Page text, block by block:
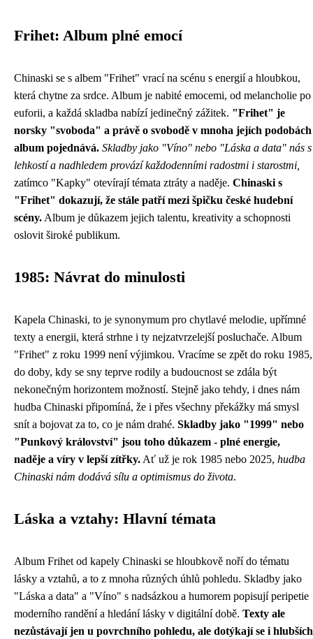
Frihet: Album plné emocí
Chinaski se s albem "Frihet" vrací na scénu s energií a hloubkou,
která chytne za srdce. Album je nabité emocemi, od melancholie po
euforii, a každá skladba nabízí jedinečný zážitek. "Frihet" je
norsky "svoboda" a právě o svobodě v mnoha jejích podobách
album pojednává. Skladby jako "Víno" nebo "Láska a data" nás s
lehkostí a nadhledem provází každodenními radostmi i starostmi,
zatímco "Kapky" otevírají témata ztráty a naděje. Chinaski s
"Frihet" dokazují, že stále patří mezi špičku české hudební
scény. Album je důkazem jejich talentu, kreativity a schopnosti
oslovit široké publikum.
1985: Návrat do minulosti
Kapela Chinaski, to je synonymum pro chytlavé melodie, upřímné
texty a energii, která strhne i ty nejzatvrzelejší posluchače. Album
"Frihet" z roku 1999 není výjimkou. Vracíme se zpět do roku 1985,
do doby, kdy se sny teprve rodily a budoucnost se zdála být
nekonečným horizontem možností. Stejně jako tehdy, i dnes nám
hudba Chinaski připomíná, že i přes všechny překážky má smysl
snít a bojovat za to, co je nám drahé. Skladby jako "1999" nebo
"Punkový království" jsou toho důkazem - plné energie,
naděje a víry v lepší zítřky. Ať už je rok 1985 nebo 2025, hudba
Chinaski nám dodává sílu a optimismus do života.
Láska a vztahy: Hlavní témata
Album Frihet od kapely Chinaski se hloubkově noří do tématu
lásky a vztahů, a to z mnoha různých úhlů pohledu. Skladby jako
"Láska a data" a "Víno" s nadsázkou a humorem popisují peripetie
moderního randění a hledání lásky v digitální době. Texty ale
nezůstávají jen u povrchního pohledu, ale dotýkají se i hlubších